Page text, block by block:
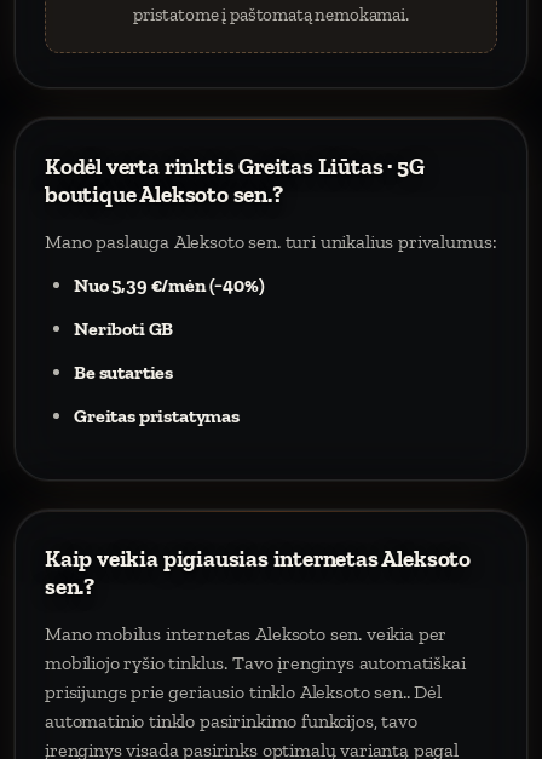
pristatome į paštomatą nemokamai.
Kodėl verta rinktis Greitas Liūtas · 5G
boutique Aleksoto sen.?
Mano paslauga Aleksoto sen. turi unikalius privalumus:
Nuo 5,39 €/mėn (−40%)
Neriboti GB
Be sutarties
Greitas pristatymas
Kaip veikia pigiausias internetas Aleksoto
sen.?
Mano mobilus internetas Aleksoto sen. veikia per
mobiliojo ryšio tinklus. Tavo įrenginys automatiškai
prisijungs prie geriausio tinklo Aleksoto sen.. Dėl
automatinio tinklo pasirinkimo funkcijos, tavo
įrenginys visada pasirinks optimalų variantą pagal